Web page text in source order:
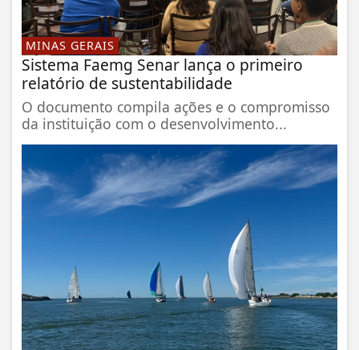
MINAS GERAIS
Sistema Faemg Senar lança o primeiro
relatório de sustentabilidade
O documento compila ações e o compromisso
da instituição com o desenvolvimento...